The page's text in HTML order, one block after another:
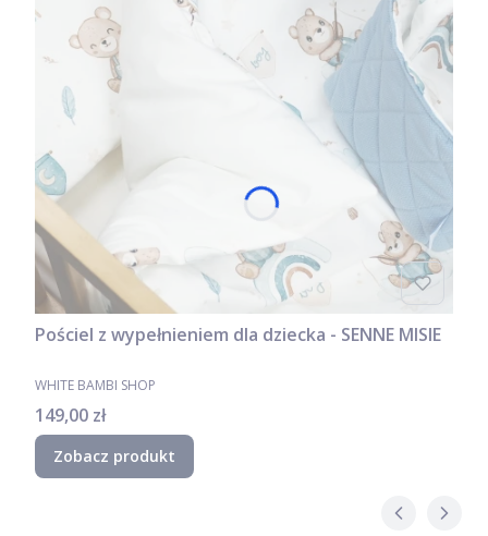
Pościel z wypełnieniem dla dziecka - SENNE MISIE
PRODUCENT
WHITE BAMBI SHOP
Cena
149,00 zł
Zobacz produkt